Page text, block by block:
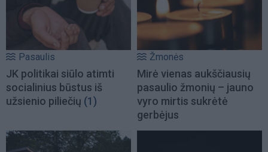
Pasaulis
JK politikai siūlo atimti
socialinius būstus iš
užsienio piliečių (1)
Žmonės
Mirė vienas aukščiausių
pasaulio žmonių – jauno
vyro mirtis sukrėtė
gerbėjus